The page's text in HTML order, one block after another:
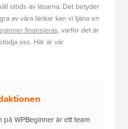
stöds av läsarna. Det betyder
av våra länkar kan vi tjäna en
finansieras, varför det är
oss. Här är vår
på WPBeginner är ett team